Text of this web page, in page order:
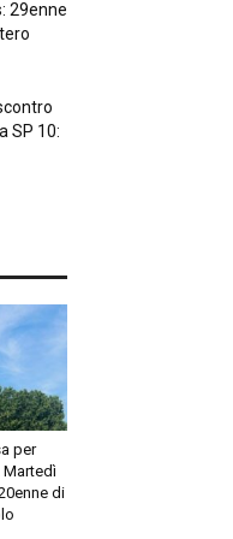
29enne
SP 10:
per
di